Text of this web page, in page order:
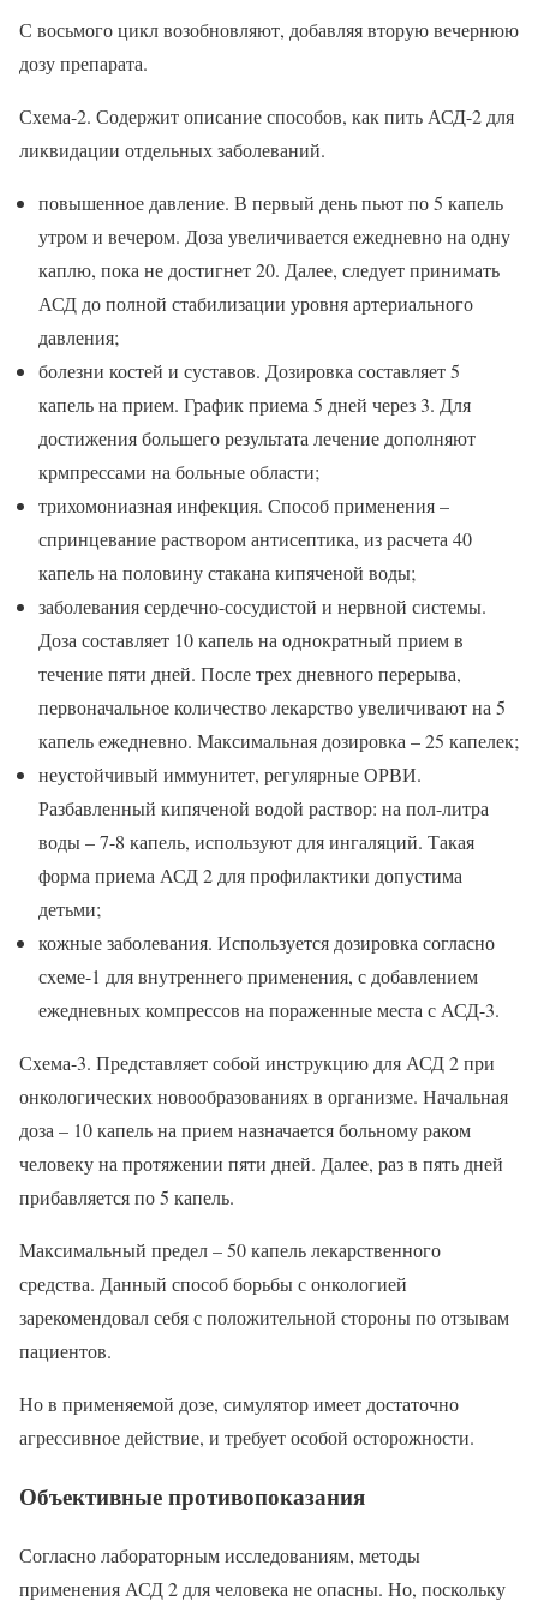
С восьмого цикл возобновляют, добавляя вторую вечернюю
дозу препарата.
Схема-2. Содержит описание способов, как пить АСД-2 для
ликвидации отдельных заболеваний.
повышенное давление. В первый день пьют по 5 капель
утром и вечером. Доза увеличивается ежедневно на одну
каплю, пока не достигнет 20. Далее, следует принимать
АСД до полной стабилизации уровня артериального
давления;
болезни костей и суставов. Дозировка составляет 5
капель на прием. График приема 5 дней через 3. Для
достижения большего результата лечение дополняют
крмпрессами на больные области;
трихомониазная инфекция. Способ применения –
спринцевание раствором антисептика, из расчета 40
капель на половину стакана кипяченой воды;
заболевания сердечно-сосудистой и нервной системы.
Доза составляет 10 капель на однократный прием в
течение пяти дней. После трех дневного перерыва,
первоначальное количество лекарство увеличивают на 5
капель ежедневно. Максимальная дозировка – 25 капелек;
неустойчивый иммунитет, регулярные ОРВИ.
Разбавленный кипяченой водой раствор: на пол-литра
воды – 7-8 капель, используют для ингаляций. Такая
форма приема АСД 2 для профилактики допустима
детьми;
кожные заболевания. Используется дозировка согласно
схеме-1 для внутреннего применения, с добавлением
ежедневных компрессов на пораженные места с АСД-3.
Схема-3. Представляет собой инструкцию для АСД 2 при
онкологических новообразованиях в организме. Начальная
доза – 10 капель на прием назначается больному раком
человеку на протяжении пяти дней. Далее, раз в пять дней
прибавляется по 5 капель.
Максимальный предел – 50 капель лекарственного
средства. Данный способ борьбы с онкологией
зарекомендовал себя с положительной стороны по отзывам
пациентов.
Но в применяемой дозе, симулятор имеет достаточно
агрессивное действие, и требует особой осторожности.
Объективные противопоказания
Согласно лабораторным исследованиям, методы
применения АСД 2 для человека не опасны. Но, поскольку